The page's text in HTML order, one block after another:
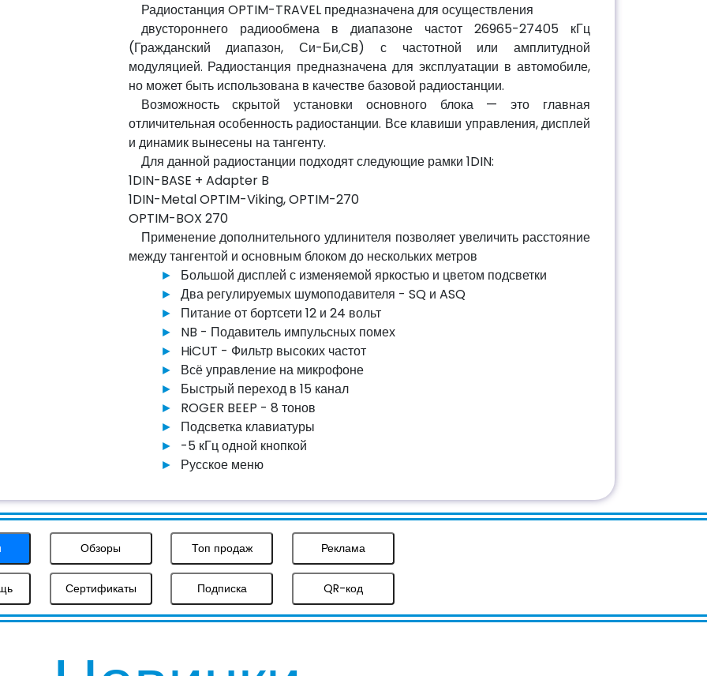
Радиостанция OPTIM-TRAVEL предназначена для осуществления
двустороннего радиообмена в диапазоне частот 26965-27405 кГц
(Гражданский диапазон, Си-Би,CB) с частотной или амплитудной
модуляцией. Радиостанция предназначена для эксплуатации в автомобиле,
но может быть использована в качестве базовой радиостанции.
Возможность скрытой установки основного блока — это главная
отличительная особенность радиостанции. Все клавиши управления, дисплей
и динамик вынесены на тангенту.
Для данной радиостанции подходят следующие рамки 1DIN:
1DIN-BASE + Adapter B
1DIN-Metal OPTIM-Viking, OPTIM-270
OPTIM-BOX 270
Применение дополнительного удлинителя позволяет увеличить расстояние
между тангентой и основным блоком до нескольких метров
Большой дисплей с изменяемой яркостью и цветом подсветки
Два регулируемых шумоподавителя - SQ и ASQ
Питание от бортсети 12 и 24 вольт
NB - Подавитель импульсных помех
HiCUT - Фильтр высоких частот
Всё управление на микрофоне
Быстрый переход в 15 канал
ROGER BEEP - 8 тонов
Подсветка клавиатуры
-5 кГц одной кнопкой
Русское меню
Обзоры Топ продаж Реклама
Сертификаты Подписка QR-код